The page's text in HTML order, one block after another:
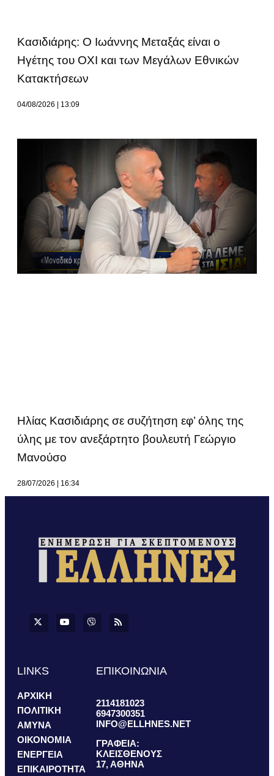
Κασιδιάρης: Ο Ιωάννης Μεταξάς είναι ο
Ηγέτης του ΟΧΙ και των Μεγάλων Εθνικών
Κατακτήσεων
04/08/2026 13:09
Ηλίας Κασιδιάρης σε συζήτηση εφ’ όλης της
ύλης με τον ανεξάρτητο βουλευτή Γεώργιο
Μανούσο
28/07/2026 16:34
LINKS
ΑΡΧΙΚΗ
ΠΟΛΙΤΙΚΗ
ΑΜΥΝΑ
ΟΙΚΟΝΟΜΙΑ
ΕΝΕΡΓΕΙΑ
ΕΠΙΚΑΙΡΟΤΗΤΑ
ΕΠΙΚΟΙΝΩΝΙΑ
2114181023
6947300351
INFO@ELLHNES.NET
ΓΡΑΦΕΙΑ:
ΚΛΕΙΣΘΕΝΟΥΣ
17, ΑΘΗΝΑ